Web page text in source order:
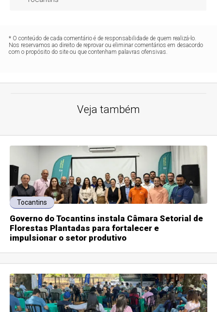
* O conteúdo de cada comentário é de responsabilidade de quem realizá-lo.
Nos reservamos ao direito de reprovar ou eliminar comentários em desacordo
com o propósito do site ou que contenham palavras ofensivas.
Veja também
Tocantins
Governo do Tocantins instala Câmara Setorial de
Florestas Plantadas para fortalecer e
impulsionar o setor produtivo